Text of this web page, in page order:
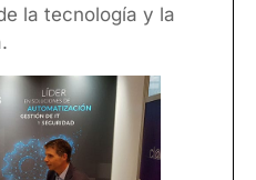
la tecnología y la